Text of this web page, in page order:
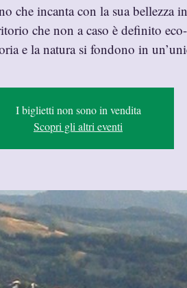
che incanta con la sua bellezza
che non a caso è definito
e la natura si fondono in
I biglietti non sono in vendita
Scopri gli altri eventi